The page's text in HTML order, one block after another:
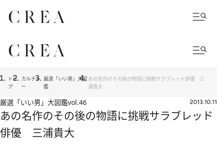
トッ
プ
カルチャ
ー
厳選「いい男」大図
鑑
あの名作のその後の物語に挑戦サラブレッド俳優 三
浦貴大
厳選「いい男」大図鑑vol.46 2013.10.11
あの名作のその後の物語に挑戦サラブレッド
俳優 三浦貴大